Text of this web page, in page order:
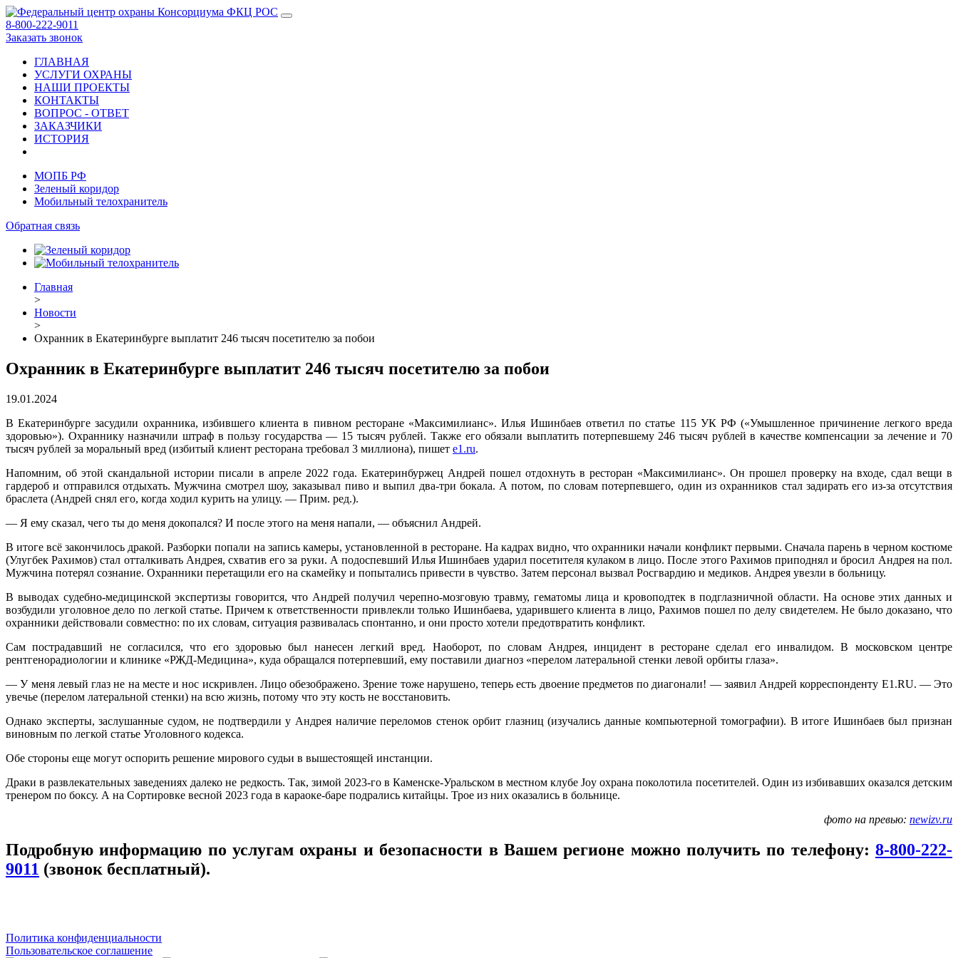
8-800-222-9011
Заказать звонок
ГЛАВНАЯ
УСЛУГИ ОХРАНЫ
НАШИ ПРОЕКТЫ
КОНТАКТЫ
ВОПРОС - ОТВЕТ
ЗАКАЗЧИКИ
ИСТОРИЯ
МОПБ РФ
Зеленый коридор
Мобильный телохранитель
Обратная связь
Главная
>
Новости
>
Охранник в Екатеринбурге выплатит 246 тысяч посетителю за побои
Охранник в Екатеринбурге выплатит 246 тысяч посетителю за побои
19.01.2024
В Екатеринбурге засудили охранника, избившего клиента в пивном ресторане «Максимилианс». Илья Ишинбаев ответил по статье 115 УК РФ («Умышленное причинение легкого вреда
здоровью»). Охраннику назначили штраф в пользу государства — 15 тысяч рублей. Также его обязали выплатить потерпевшему 246 тысяч рублей в качестве компенсации за лечение и 70
тысяч рублей за моральный вред (избитый клиент ресторана требовал 3 миллиона), пишет e1.ru.
Напомним, об этой скандальной истории писали в апреле 2022 года. Екатеринбуржец Андрей пошел отдохнуть в ресторан «Максимилианс». Он прошел проверку на входе, сдал вещи в
гардероб и отправился отдыхать. Мужчина смотрел шоу, заказывал пиво и выпил два-три бокала. А потом, по словам потерпевшего, один из охранников стал задирать его из-за отсутствия
браслета (Андрей снял его, когда ходил курить на улицу. — Прим. ред.).
— Я ему сказал, чего ты до меня докопался? И после этого на меня напали, — объяснил Андрей.
В итоге всё закончилось дракой. Разборки попали на запись камеры, установленной в ресторане. На кадрах видно, что охранники начали конфликт первыми. Сначала парень в черном костюме
(Улугбек Рахимов) стал отталкивать Андрея, схватив его за руки. А подоспевший Илья Ишинбаев ударил посетителя кулаком в лицо. После этого Рахимов приподнял и бросил Андрея на пол.
Мужчина потерял сознание. Охранники перетащили его на скамейку и попытались привести в чувство. Затем персонал вызвал Росгвардию и медиков. Андрея увезли в больницу.
В выводах судебно-медицинской экспертизы говорится, что Андрей получил черепно-мозговую травму, гематомы лица и кровоподтек в подглазничной области. На основе этих данных и
возбудили уголовное дело по легкой статье. Причем к ответственности привлекли только Ишинбаева, ударившего клиента в лицо, Рахимов пошел по делу свидетелем. Не было доказано, что
охранники действовали совместно: по их словам, ситуация развивалась спонтанно, и они просто хотели предотвратить конфликт.
Сам пострадавший не согласился, что его здоровью был нанесен легкий вред. Наоборот, по словам Андрея, инцидент в ресторане сделал его инвалидом. В московском центре
рентгенорадиологии и клинике «РЖД-Медицина», куда обращался потерпевший, ему поставили диагноз «перелом латеральной стенки левой орбиты глаза».
— У меня левый глаз не на месте и нос искривлен. Лицо обезображено. Зрение тоже нарушено, теперь есть двоение предметов по диагонали! — заявил Андрей корреспонденту E1.RU. — Это
увечье (перелом латеральной стенки) на всю жизнь, потому что эту кость не восстановить.
Однако эксперты, заслушанные судом, не подтвердили у Андрея наличие переломов стенок орбит глазниц (изучались данные компьютерной томографии). В итоге Ишинбаев был признан
виновным по легкой статье Уголовного кодекса.
Обе стороны еще могут оспорить решение мирового судьи в вышестоящей инстанции.
Драки в развлекательных заведениях далеко не редкость. Так, зимой 2023-го в Каменске-Уральском в местном клубе Joy охрана поколотила посетителей. Один из избивавших оказался детским
тренером по боксу. А на Сортировке весной 2023 года в караоке-баре подрались китайцы. Трое из них оказались в больнице.
фото на превью: newizv.ru
Подробную информацию по услугам охраны и безопасности в Вашем регионе можно получить по телефону: 8-800-222-
9011 (звонок бесплатный).
Политика конфиденциальности
Пользовательское соглашение